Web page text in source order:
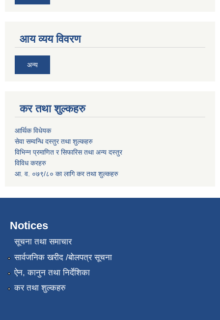
आय व्यय विवरण
अन्य
कर तथा शुल्कहरु
आर्थिक विधेयक
सेवा सम्वन्धि दस्तुर तथा शुल्कहरु
विभिन्न प्रमाणित र सिफारिस तथा अन्य दस्तुर
विविध करहरु
आ. व. ०७९/८० का लागि कर तथा शुल्कहरु
Notices
सूचना तथा समाचार
सार्वजनिक खरीद /बोलपत्र सूचना
ऐन, कानुन तथा निर्देशिका
कर तथा शुल्कहरु